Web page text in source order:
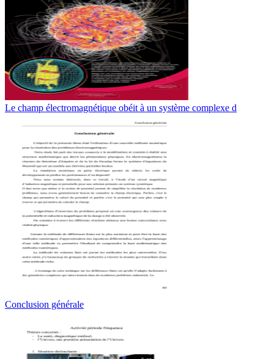
Le champ électromagnétique obéit à un système complexe d
Conclusion générale